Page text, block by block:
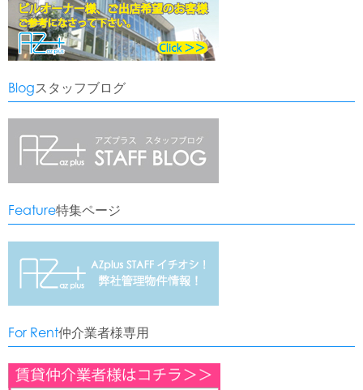
Blogスタッフブログ
Feature特集ページ
For Rent仲介業者様専用